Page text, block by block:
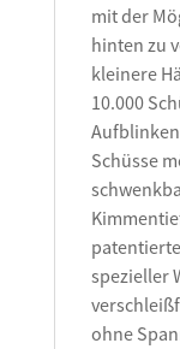
mit der
hinten zu
kleinere
10.000
Schüsse
spezieller
ohne